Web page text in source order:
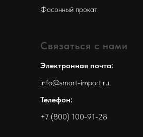
Фасонный прокат
Связаться с нами
Электронная почта:
info@smart-import.ru
Телефон:
+7 (800) 100-91-28